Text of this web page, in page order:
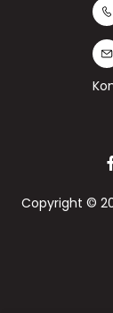
Copyright ©